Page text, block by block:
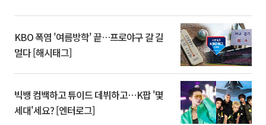
KBO 폭염 '여름방학' 끝…프로야구 갈 길
멀다 [해시태그]
빅뱅 컴백하고 튜이드 데뷔하고⋯K팝 '몇
세대'세요? [엔터로그]